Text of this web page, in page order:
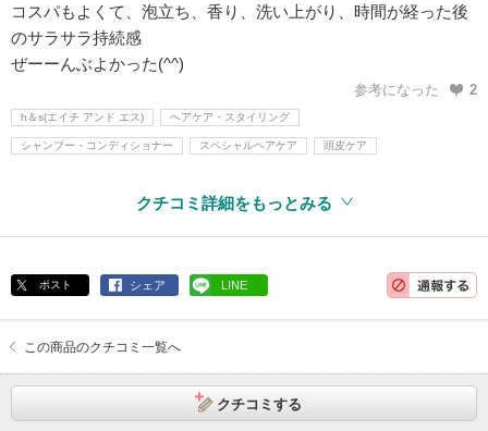
コスパもよくて、泡立ち、香り、洗い上がり、時間が経った後
のサラサラ持続感
ぜーーんぶよかった(^^)
参考になった 2
h＆s(エイチ アンド エス) ヘアケア・スタイリング
シャンプー・コンディショナー スペシャルヘアケア 頭皮ケア
クチコミ詳細をもっとみる
ポスト シェア LINE
この商品のクチコミ一覧へ
クチコミする